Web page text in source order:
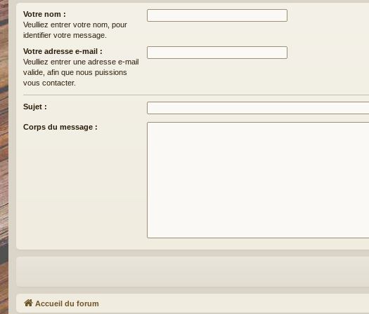
Votre nom :
Veulliez entrer votre nom, pour
identifier votre message.
Votre adresse e-mail :
Veulliez entrer une adresse e-mail
valide, afin que nous puissions
vous contacter.
Sujet :
Corps du message :
Accueil du forum